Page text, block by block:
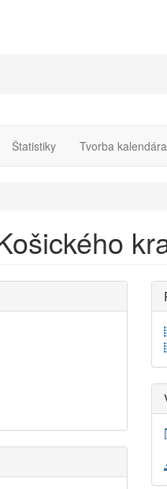
Štatistiky Tvorba kalendára